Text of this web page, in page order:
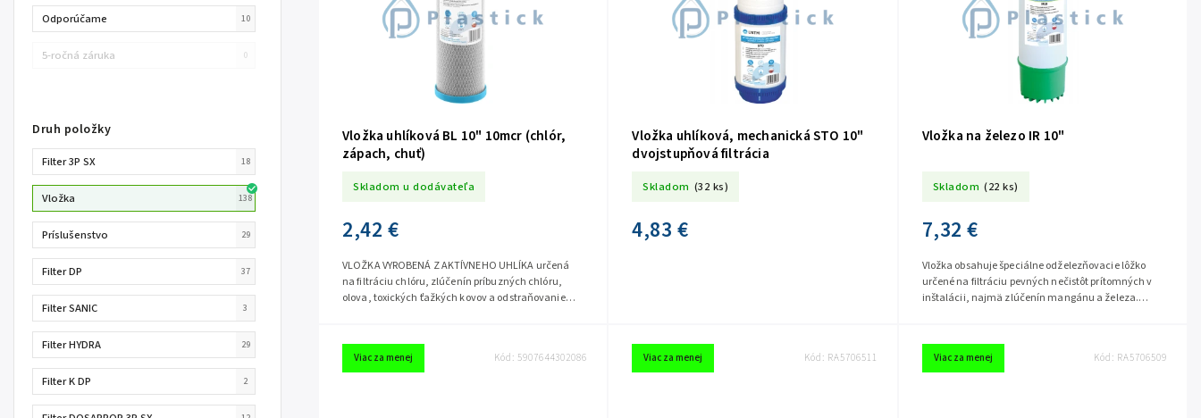
Odporúčame 10
5-ročná záruka 0
Druh položky
Filter 3P SX 18
Vložka 138
Príslušenstvo 29
Filter DP 37
Filter SANIC 3
Filter HYDRA 29
Filter K DP 2
Vložka uhlíková BL 10" 10mcr (chlór,
zápach, chuť)
Skladom u dodávateľa
2,42 €
VLOŽKA VYROBENÁ Z AKTÍVNEHO UHLÍKA určená
na filtráciu chlóru, zlúčenín príbuzných chlóru,
olova, toxických ťažkých kovov a odstraňovanie
Vložka uhlíková, mechanická STO 10"
dvojstupňová filtrácia
Skladom (32 ks)
4,83 €
Vložka na železo IR 10"
Skladom (22 ks)
7,32 €
Vložka obsahuje špeciálne odželezňovacie lôžko
určené na filtráciu pevných nečistôt prítomných v
inštalácii, najmä zlúčenín mangánu a železa.
Viac za menej Kód: 5907644302086 Viac za menej Kód: RA5706511 Viac za menej Kód: RA5706509